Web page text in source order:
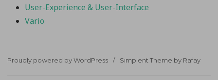
User-Experience & User-Interface
Vario
Proudly powered by WordPress Simplent Theme by Rafay